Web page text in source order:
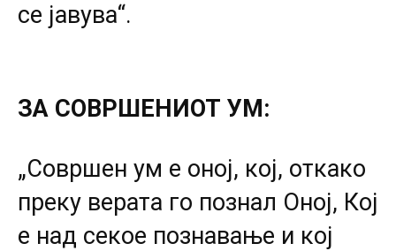
се јавува“.
ЗА СОВРШЕНИОТ УМ:
„Совршен ум е оној, кој, откако
преку верата го познал Оној, Кој
е над секое познавање и кој